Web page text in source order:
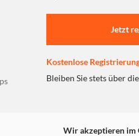
Jetzt
Kostenlose
Bleiben Sie stets über
Wir akzeptieren im